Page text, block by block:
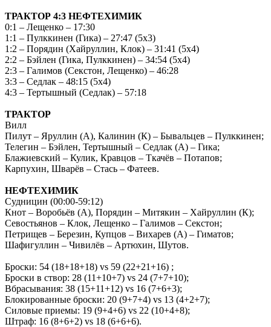
ТРАКТОР 4:3 НЕФТЕХИМИК
0:1 – Лещенко – 17:30
1:1 – Пулккинен (Гика) – 27:47 (5х3)
1:2 – Порядин (Хайруллин, Клок) – 31:41 (5х4)
2:2 – Бэйлен (Гика, Пулккинен) – 34:54 (5х4)
2:3 – Галимов (Секстон, Лещенко) – 46:28
3:3 – Седлак – 48:15 (5х4)
4:3 – Тертышный (Седлак) – 57:18
ТРАКТОР
Вилл
Пилут – Яруллин (А), Калинин (К) – Бывальцев – Пулккинен;
Телегин – Бэйлен, Тертышный – Седлак (А) – Гика;
Блажиевский – Кулик, Кравцов – Ткачёв – Потапов;
Карпухин, Шварёв – Стась – Фатеев.
НЕФТЕХИМИК
Судницин (00:00-59:12)
Кнот – Воробьёв (А), Порядин – Митякин – Хайруллин (К);
Севостьянов – Клок, Лещенко – Галимов – Секстон;
Петрищев – Березин, Купцов – Вихарев (А) – Гиматов;
Шафигуллин – Чивилёв – Артюхин, Шутов.
Броски: 54 (18+18+18) vs 59 (22+21+16) ;
Броски в створ: 28 (11+10+7) vs 24 (7+7+10);
Вбрасывания: 38 (15+11+12) vs 16 (7+6+3);
Блокированные броски: 20 (9+7+4) vs 13 (4+2+7);
Силовые приемы: 19 (9+4+6) vs 22 (10+4+8);
Штраф: 16 (8+6+2) vs 18 (6+6+6).